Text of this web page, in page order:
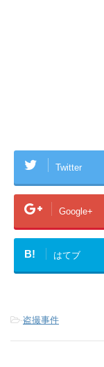
Twitter
Google+
B! はてブ
-盗撮事件